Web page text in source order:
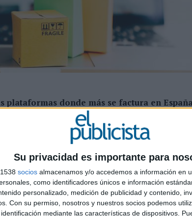
Su privacidad es importante para
socios almacenamos y/o accedemos a información en
como identificadores únicos e información
personalizado, medición de publicidad y contenido,
Con su permiso, nosotros y nuestros socios podemos
mediante las características de dispositivos.
SEMESTRE HASTA LOS 196 MILLONES DE EUROS
MEDIA MANAGEMENT & DELIVERY PRESIDENT
donde más se factura en
para casi la mitad de los comercios en
declara que vende más a través de estas
Evolución y perspectivas eCommerce para
con más presencia en estos lugares de
electrodomésticos, hogar y jardín (57%) y